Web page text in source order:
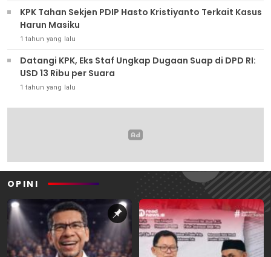
KPK Tahan Sekjen PDIP Hasto Kristiyanto Terkait Kasus
Harun Masiku
1 tahun yang lalu
Datangi KPK, Eks Staf Ungkap Dugaan Suap di DPD RI:
USD 13 Ribu per Suara
1 tahun yang lalu
OPINI